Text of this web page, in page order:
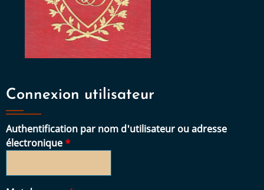
Connexion utilisateur
Authentification par nom d'utilisateur ou adresse
électronique